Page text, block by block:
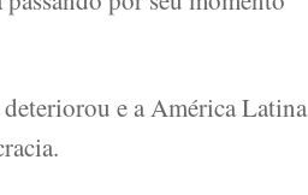
e a América Latina